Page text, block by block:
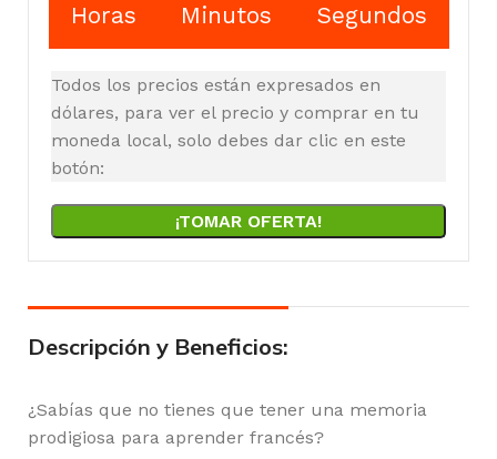
Horas Minutos Segundos
Todos los precios están expresados en
dólares, para ver el precio y comprar en tu
moneda local, solo debes dar clic en este
botón:
¡TOMAR OFERTA!
Descripción y Beneficios:
¿Sabías que no tienes que tener una memoria
prodigiosa para aprender francés?